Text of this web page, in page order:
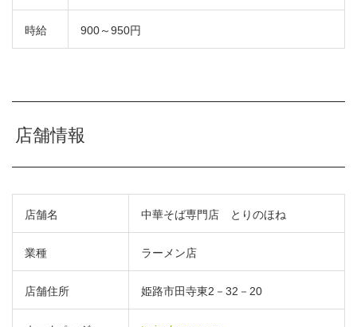
時給 900～950円
店舗情報
店舗名 中華そば専門店 とりのほね
業種 ラーメン店
店舗住所 姫路市田寺東2－32－20